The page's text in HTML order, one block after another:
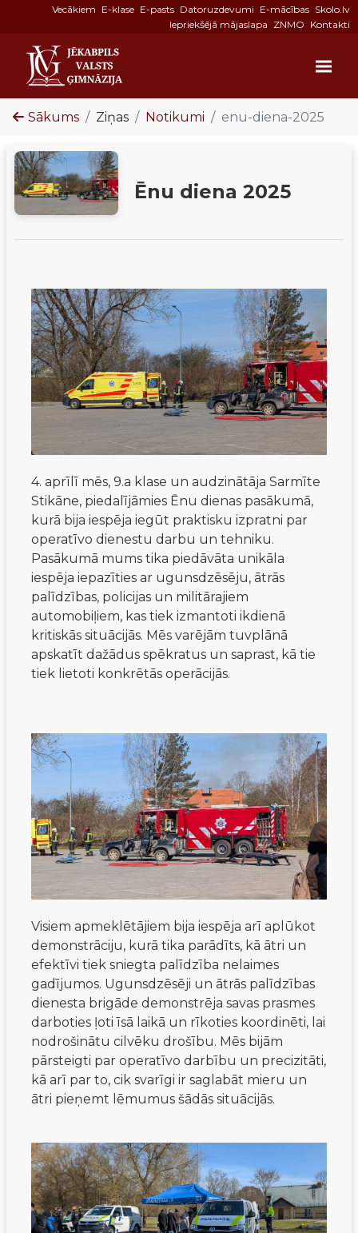
Vecākiem E-klase E-pasts Datoruzdevumi E-mācības Skolo.lv
Iepriekšējā mājaslapa ZNMO Kontakti
Sākums Ziņas Notikumi enu-diena-2025
Ēnu diena 2025
4. aprīlī mēs, 9.a klase un audzinātāja Sarmīte
Stikāne, piedalījāmies Ēnu dienas pasākumā,
kurā bija iespēja iegūt praktisku izpratni par
operatīvo dienestu darbu un tehniku.
Pasākumā mums tika piedāvāta unikāla
iespēja iepazīties ar ugunsdzēsēju, ātrās
palīdzības, policijas un militārajiem
automobiļiem, kas tiek izmantoti ikdienā
kritiskās situācijās. Mēs varējām tuvplānā
apskatīt dažādus spēkratus un saprast, kā tie
tiek lietoti konkrētās operācijās.
Visiem apmeklētājiem bija iespēja arī aplūkot
demonstrāciju, kurā tika parādīts, kā ātri un
efektīvi tiek sniegta palīdzība nelaimes
gadījumos. Ugunsdzēsēji un ātrās palīdzības
dienesta brigāde demonstrēja savas prasmes
darboties ļoti īsā laikā un rīkoties koordinēti, lai
nodrošinātu cilvēku drošību. Mēs bijām
pārsteigti par operatīvo darbību un precizitāti,
kā arī par to, cik svarīgi ir saglabāt mieru un
ātri pieņemt lēmumus šādās situācijās.